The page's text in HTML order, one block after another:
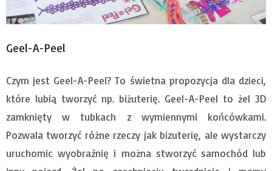
Geel-A-Peel
Czym jest Geel-A-Peel? To świetna propozycja dla dzieci,
które lubią tworzyć np. biżuterię. Geel-A-Peel to żel 3D
zamknięty w tubkach z wymiennymi końcówkami.
Pozwala tworzyć różne rzeczy jak bizuterię, ale wystarczy
uruchomic wyobraźnię i można stworzyć samochód lub